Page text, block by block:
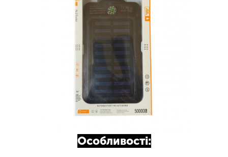
Особливості: